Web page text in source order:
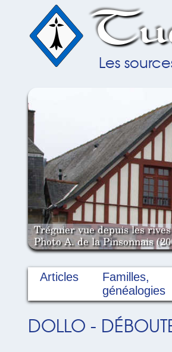
Les
Tréguier vue depuis les
Photo A. de la Pinsonnais
Articles
Familles,
généalogies
DOLLO -